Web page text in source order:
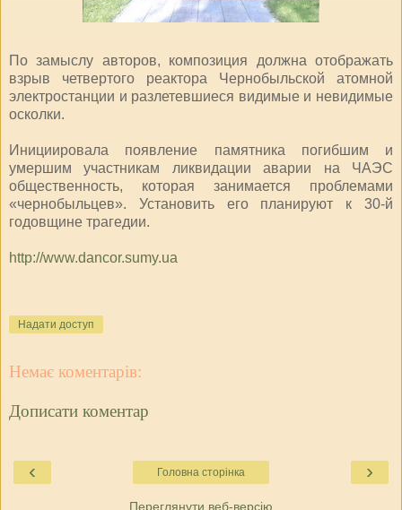
По замыслу авторов, композиция должна отображать
взрыв четвертого реактора Чернобыльской атомной
электростанции и разлетевшиеся видимые и невидимые
осколки.
Инициировала появление памятника погибшим и
умершим участникам ликвидации аварии на ЧАЭС
общественность, которая занимается проблемами
«чернобыльцев». Установить его планируют к 30-й
годовщине трагедии.
http://www.dancor.sumy.ua
Надати доступ
Немає коментарів:
Дописати коментар
‹ ›
Головна сторінка
Переглянути веб-версію